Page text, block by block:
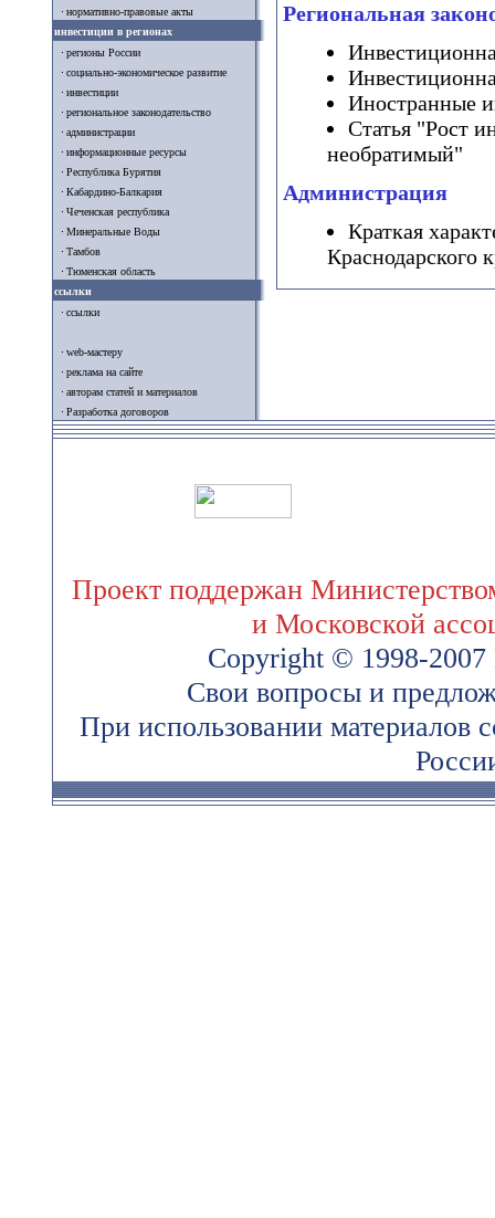
нормативно-правовые акты
инвестиции в регионах
регионы России
социально-экономическое развитие
инвестиции
региональное законодательство
администрации
информационные ресурсы
Республика Бурятия
Кабардино-Балкария
Чеченская республика
Минеральные Воды
Тамбов
Тюменская область
ссылки
ссылки
web-мастеру
реклама на сайте
авторам статей и материалов
Разработка договоров
Региональная
Иностранные
Статья "Рост
необратимый"
Администрация
Краткая
Краснодарского
Проект поддержан
и Московской
Copyright © 1998-
Свои вопросы и
При использовании материалов